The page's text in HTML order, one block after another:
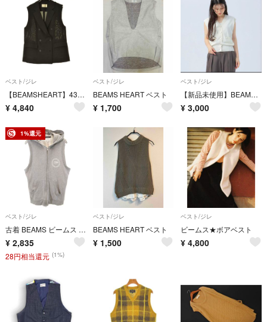
ベスト/ジレ
【BEAMSHEART】43-06-0011-268 バスケット織りテーラードベストベスト
¥ 4,840
ベスト/ジレ
BEAMS HEART ベスト
¥ 1,700
ベスト/ジレ
【新品未使用】BEAMS HEART ホワイト 金ボタンVネックベスト
¥ 3,000
1%還元
ベスト/ジレ
古着 BEAMS ビームス スウェット ベスト L グレー レディース
¥ 2,835
28円相当還元 (1%)
ベスト/ジレ
BEAMS HEART ベスト
¥ 1,500
ベスト/ジレ
ビームス★ボアベスト
¥ 4,800